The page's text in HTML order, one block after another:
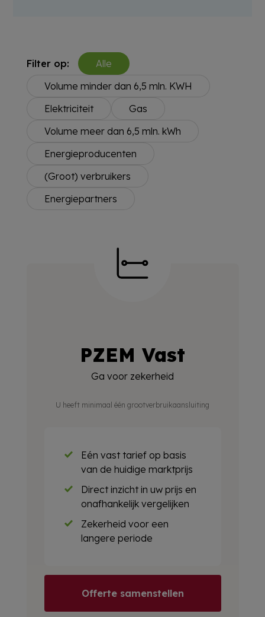
Filter op:
Alle
Volume minder dan 6,5 mln. KWH
Elektriciteit
Gas
Volume meer dan 6,5 mln. kWh
Energieproducenten
(Groot) verbruikers
Energiepartners
PZEM Vast
Ga voor zekerheid
U heeft minimaal één grootverbruikaansluiting
Eén vast tarief op basis
van de huidige marktprijs
Direct inzicht in uw prijs en
onafhankelijk vergelijken
Zekerheid voor een
langere periode
Offerte samenstellen